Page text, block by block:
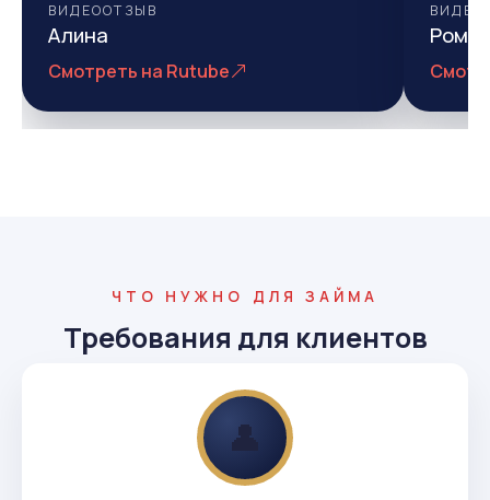
ВИДЕООТЗЫВ
Алина
Смотреть на Rutube
ЧТО НУЖНО ДЛЯ ЗАЙМА
Требования для клиентов
👤